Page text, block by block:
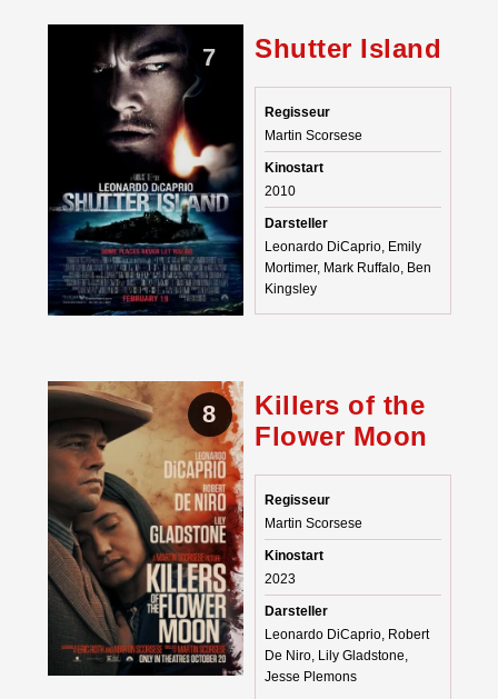
7 Shutter Island
Regisseur
Martin Scorsese
Kinostart
2010
Darsteller
Leonardo DiCaprio, Emily
Mortimer, Mark Ruffalo, Ben
Kingsley
8
Killers of the
Flower Moon
Regisseur
Martin Scorsese
Kinostart
2023
Darsteller
Leonardo DiCaprio, Robert
De Niro, Lily Gladstone,
Jesse Plemons